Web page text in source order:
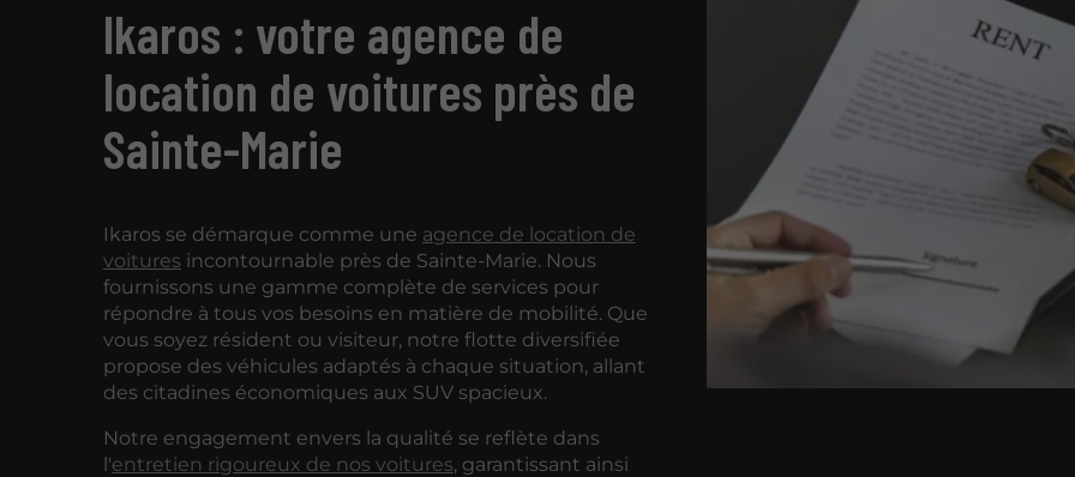
Ikaros : votre agence de
location de voitures près de
Sainte-Marie
Ikaros se démarque comme une agence de location de
voitures incontournable près de Sainte-Marie. Nous
fournissons une gamme complète de services pour
répondre à tous vos besoins en matière de mobilité. Que
vous soyez résident ou visiteur, notre flotte diversifiée
propose des véhicules adaptés à chaque situation, allant
des citadines économiques aux SUV spacieux.
Notre engagement envers la qualité se reflète dans
l'entretien rigoureux de nos voitures, garantissant ainsi